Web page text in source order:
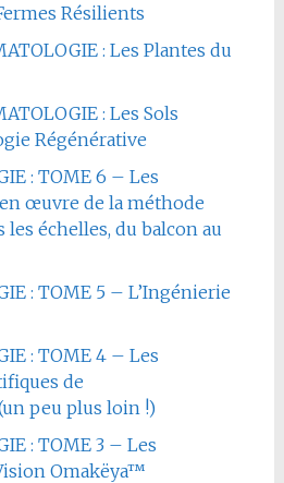
Résilients
: Les Plantes du
: Les Sols
Régénérative
: TOME 6 – Les
œuvre de la méthode
échelles, du balcon au
: TOME 5 – L’Ingénierie
: TOME 4 – Les
de
peu plus loin !)
: TOME 3 – Les
Omakëya™